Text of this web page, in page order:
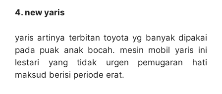
4. new yaris
yaris artinya terbitan toyota yg banyak dipakai
pada puak anak bocah. mesin mobil yaris ini
lestari yang tidak urgen pemugaran hati
maksud berisi periode erat.